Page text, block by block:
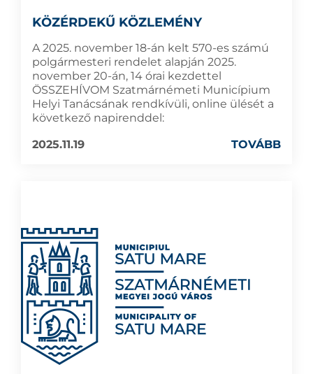
KÖZÉRDEKŰ KÖZLEMÉNY
A 2025. november 18-án kelt 570-es számú
polgármesteri rendelet alapján 2025.
november 20-án, 14 órai kezdettel
ÖSSZEHÍVOM Szatmárnémeti Municípium
Helyi Tanácsának rendkívüli, online ülését a
következő napirenddel:
2025.11.19
TOVÁBB